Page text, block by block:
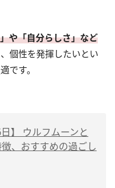
や「自分らしさ」など
個性を発揮したいとい
です。
】 ウルフムーンと
、おすすめの過ごし